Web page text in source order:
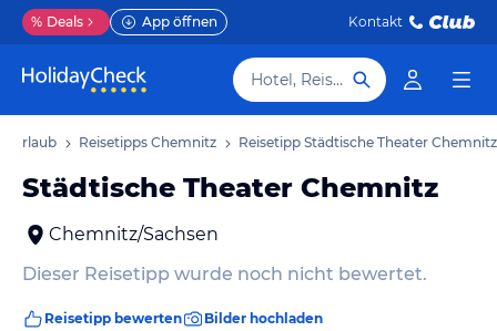
% Deals App öffnen Kontakt
Hotel, Reiseziel
Urlaub Reisetipps Chemnitz Reisetipp Städtische Theater Chemnitz
Städtische Theater Chemnitz
Chemnitz/Sachsen
Dieser Reisetipp wurde noch nicht bewertet.
Reisetipp bewerten Bilder hochladen